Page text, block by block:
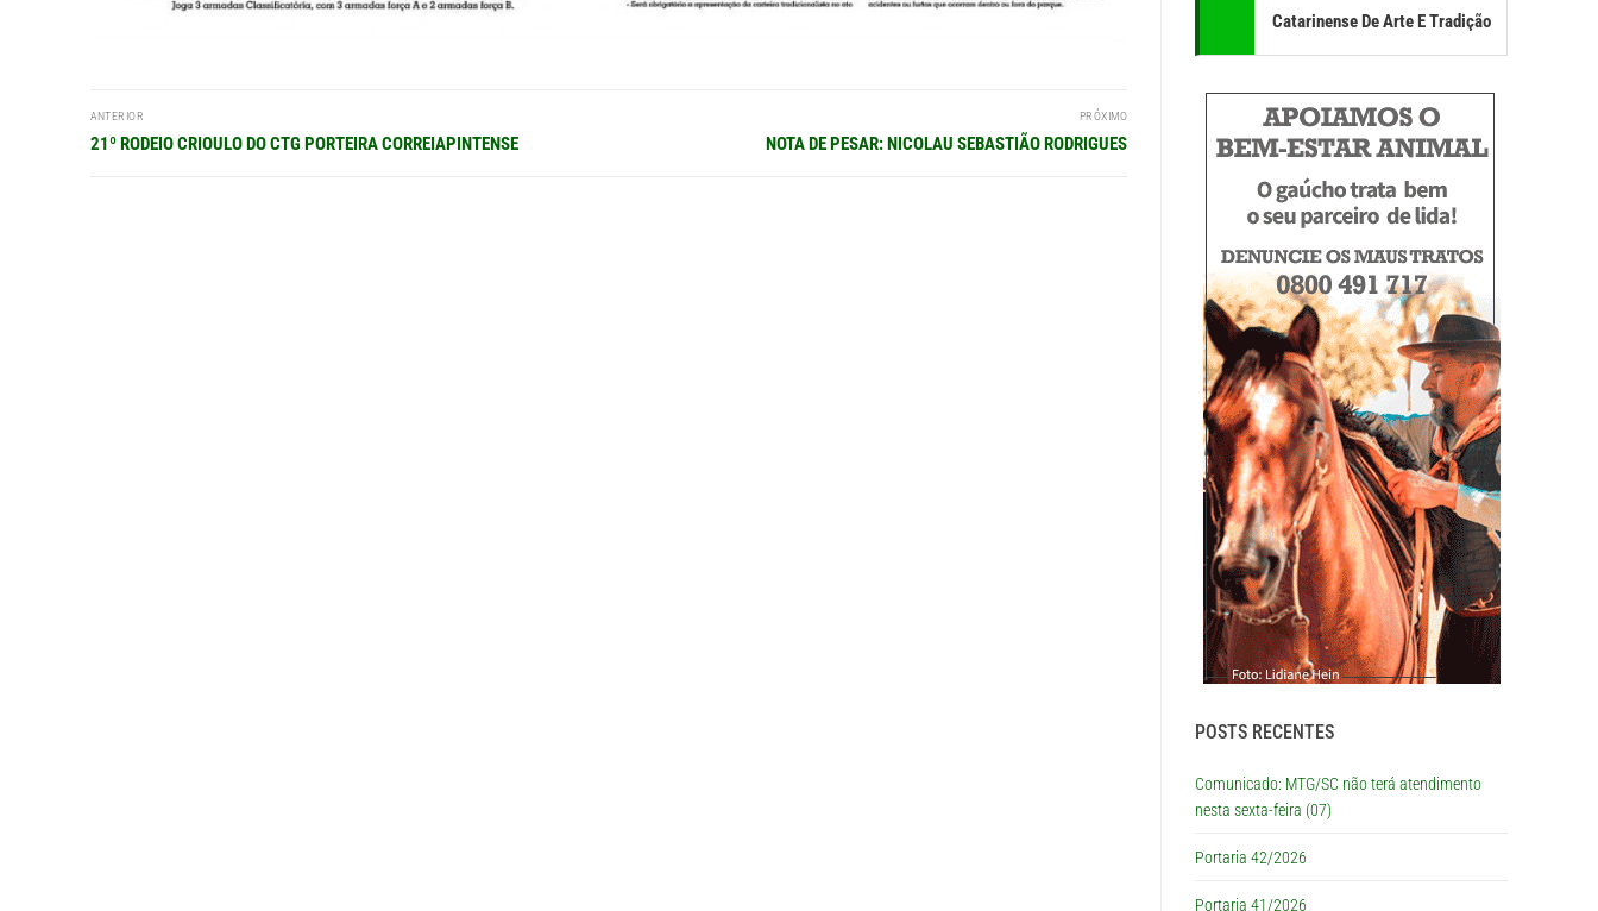
Navegação
de
ANTERIOR
Post
21º RODEIO CRIOULO DO CTG PORTEIRA CORREIAPINTENSE
PRÓXIMO
Próximo
NOTA DE PESAR: NICOLAU SEBASTIÃO RODRIGUES
Catarinense De Arte E Tradição
POSTS RECENTES
Comunicado: MTG/SC não terá atendimento
nesta sexta-feira (07)
Portaria 42/2026
Portaria 41/2026